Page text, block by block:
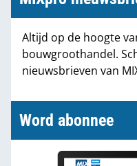
Partners
Altijd op de hoogte
bouwgroothandel.
nieuwsbrieven van
Word abonnee